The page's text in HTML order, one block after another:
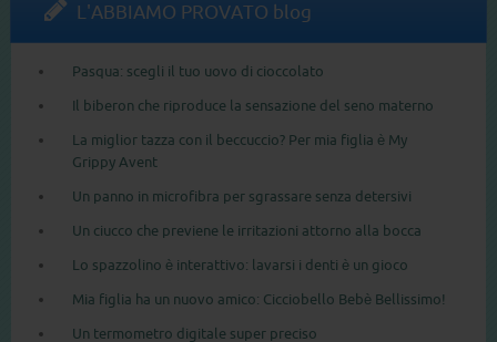
L'ABBIAMO PROVATO blog
Pasqua: scegli il tuo uovo di cioccolato
Il biberon che riproduce la sensazione del seno materno
La miglior tazza con il beccuccio? Per mia figlia è My
Grippy Avent
Un panno in microfibra per sgrassare senza detersivi
Un ciucco che previene le irritazioni attorno alla bocca
Lo spazzolino è interattivo: lavarsi i denti è un gioco
Mia figlia ha un nuovo amico: Cicciobello Bebè Bellissimo!
Un termometro digitale super preciso